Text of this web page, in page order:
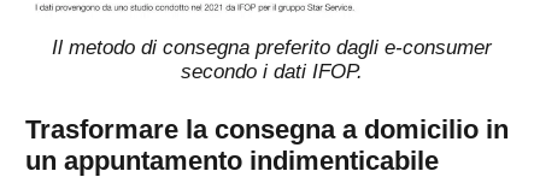
Il metodo di consegna preferito dagli e-consumer
secondo i dati IFOP.
Trasformare la consegna a domicilio in
un appuntamento indimenticabile